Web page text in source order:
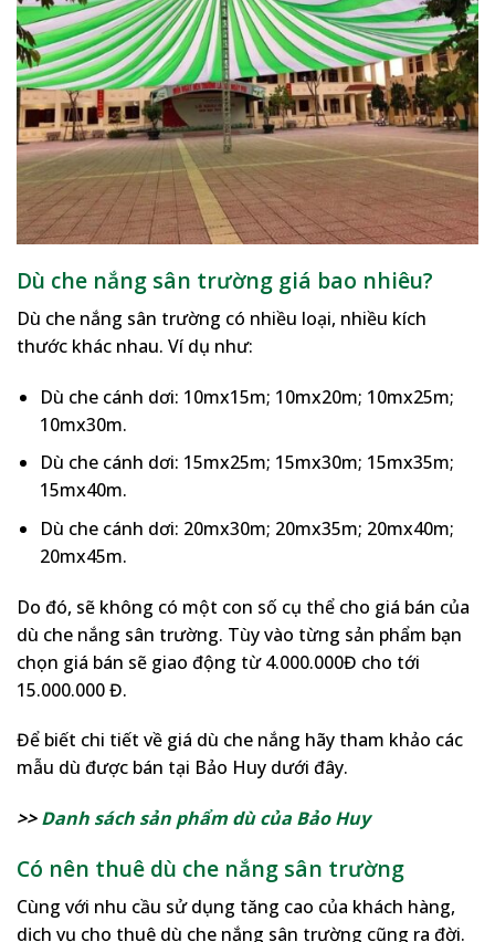
Dù che nắng sân trường giá bao nhiêu?
Dù che nắng sân trường có nhiều loại, nhiều kích
thước khác nhau. Ví dụ như:
Dù che cánh dơi: 10mx15m; 10mx20m; 10mx25m;
10mx30m.
Dù che cánh dơi: 15mx25m; 15mx30m; 15mx35m;
15mx40m.
Dù che cánh dơi: 20mx30m; 20mx35m; 20mx40m;
20mx45m.
Do đó, sẽ không có một con số cụ thể cho giá bán của
dù che nắng sân trường. Tùy vào từng sản phẩm bạn
chọn giá bán sẽ giao động từ 4.000.000Đ cho tới
15.000.000 Đ.
Để biết chi tiết về giá dù che nắng hãy tham khảo các
mẫu dù được bán tại Bảo Huy dưới đây.
>>Danh sách sản phẩm dù của Bảo Huy
Có nên thuê dù che nắng sân trường
Cùng với nhu cầu sử dụng tăng cao của khách hàng,
dịch vụ cho thuê dù che nắng sân trường cũng ra đời.